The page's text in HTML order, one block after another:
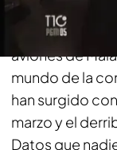
Esta semana,
verdad sobre
aviones de
mundo de la
han surgido
marzo y el
Datos que